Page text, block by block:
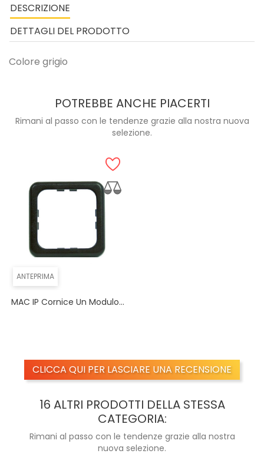
DESCRIZIONE
DETTAGLI DEL PRODOTTO
Colore grigio
POTREBBE ANCHE PIACERTI
Rimani al passo con le tendenze grazie alla nostra nuova
selezione.
ANTEPRIMA
MAC IP Cornice Un Modulo...
CLICCA QUI PER LASCIARE UNA RECENSIONE
16 ALTRI PRODOTTI DELLA STESSA
CATEGORIA:
Rimani al passo con le tendenze grazie alla nostra
nuova selezione.